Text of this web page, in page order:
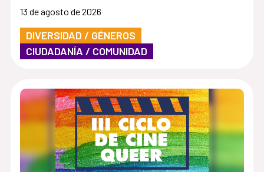
13 de agosto de 2026
DIVERSIDAD / GÉNEROS
CIUDADANÍA / COMUNIDAD